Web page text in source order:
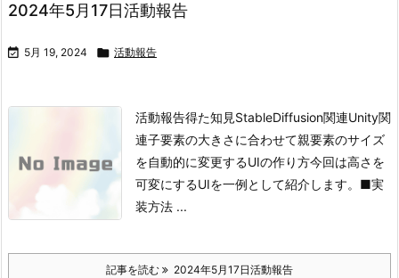
2024年5月17日活動報告
 5月 19, 2024  活動報告
活動報告得た知見StableDiffusion関連Unity関
連子要素の大きさに合わせて親要素のサイズ
を自動的に変更するUIの作り方今回は高さを
可変にするUIを一例として紹介します。 ■実
装方法 ...
記事を読む 2024年5月17日活動報告